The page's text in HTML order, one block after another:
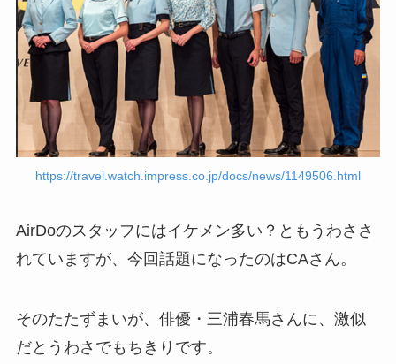
https://travel.watch.impress.co.jp/docs/news/1149506.html
AirDoのスタッフにはイケメン多い？ともうわささ
れていますが、今回話題になったのはCAさん。
そのたたずまいが、俳優・三浦春馬さんに、激似
だとうわさでもちきりです。